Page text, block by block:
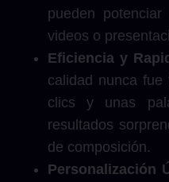
pueden potenciar
videos o
Eficiencia y
calidad nunca
clics y unas
resultados
de composición.
Personalización